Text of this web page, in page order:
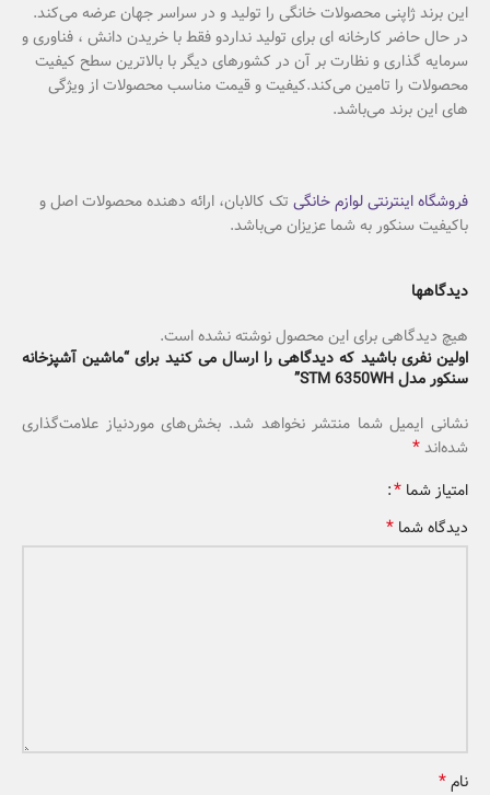
این برند ژاپنی محصولات خانگی را تولید و در سراسر جهان عرضه می‌کند.
در حال حاضر کارخانه ای برای تولید نداردو فقط با خریدن دانش ، فناوری و
سرمایه گذاری و نظارت بر آن در کشورهای دیگر با بالاترین سطح کیفیت
محصولات را تامین می‌کند.کیفیت و قیمت مناسب محصولات از ویژگی
های این برند می‌باشد.
فروشگاه اینترنتی لوازم خانگی تک کالابان، ارائه دهنده محصولات اصل و
باکیفیت سنکور به شما عزیزان می‌باشد.
دیدگاهها
هیچ دیدگاهی برای این محصول نوشته نشده است.
اولین نفری باشید که دیدگاهی را ارسال می کنید برای “ماشین آشپزخانه
سنکور مدل STM 6350WH”
نشانی ایمیل شما منتشر نخواهد شد. بخش‌های موردنیاز علامت‌گذاری
شده‌اند*
امتیاز شما *
دیدگاه شما *
نام*